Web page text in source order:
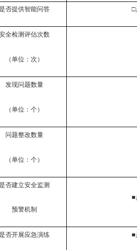
否提供智能问答 □
全检测评估次数
（单位：次）
发现问题数量
（单位：个）
问题整改数量
（单位：个）
否建立安全监测
预警机制
■
否开展应急演练 ■